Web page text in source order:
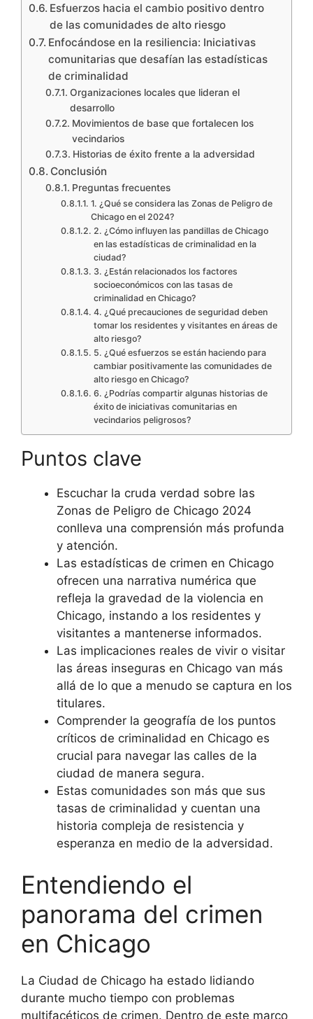
Esfuerzos hacia el cambio positivo dentro
de las comunidades de alto riesgo
Enfocándose en la resiliencia: Iniciativas
comunitarias que desafían las estadísticas
de criminalidad
Organizaciones locales que lideran el
desarrollo
Movimientos de base que fortalecen los
vecindarios
Historias de éxito frente a la adversidad
Conclusión
Preguntas frecuentes
1. ¿Qué se considera las Zonas de Peligro de
Chicago en el 2024?
2. ¿Cómo influyen las pandillas de Chicago
en las estadísticas de criminalidad en la
ciudad?
3. ¿Están relacionados los factores
socioeconómicos con las tasas de
criminalidad en Chicago?
4. ¿Qué precauciones de seguridad deben
tomar los residentes y visitantes en áreas de
alto riesgo?
5. ¿Qué esfuerzos se están haciendo para
cambiar positivamente las comunidades de
alto riesgo en Chicago?
6. ¿Podrías compartir algunas historias de
éxito de iniciativas comunitarias en
vecindarios peligrosos?
Puntos clave
Escuchar la cruda verdad sobre las
Zonas de Peligro de Chicago 2024
conlleva una comprensión más profunda
y atención.
Las estadísticas de crimen en Chicago
ofrecen una narrativa numérica que
refleja la gravedad de la violencia en
Chicago, instando a los residentes y
visitantes a mantenerse informados.
Las implicaciones reales de vivir o visitar
las áreas inseguras en Chicago van más
allá de lo que a menudo se captura en los
titulares.
Comprender la geografía de los puntos
críticos de criminalidad en Chicago es
crucial para navegar las calles de la
ciudad de manera segura.
Estas comunidades son más que sus
tasas de criminalidad y cuentan una
historia compleja de resistencia y
esperanza en medio de la adversidad.
Entendiendo el
panorama del crimen
en Chicago
La Ciudad de Chicago ha estado lidiando
durante mucho tiempo con problemas
multifacéticos de crimen. Dentro de este marco